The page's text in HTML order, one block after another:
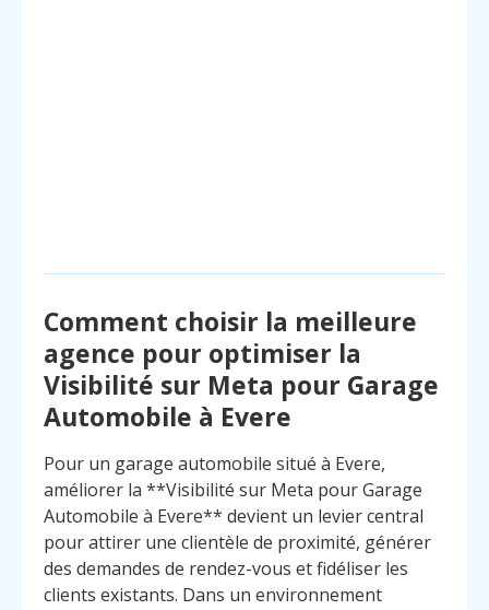
Comment choisir la meilleure
agence pour optimiser la
Visibilité sur Meta pour Garage
Automobile à Evere
Pour un garage automobile situé à Evere,
améliorer la **Visibilité sur Meta pour Garage
Automobile à Evere** devient un levier central
pour attirer une clientèle de proximité, générer
des demandes de rendez-vous et fidéliser les
clients existants. Dans un environnement